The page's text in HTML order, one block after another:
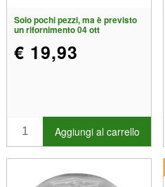
Solo pochi pezzi, ma è previsto
un rifornimento 04 ott
€ 19,93
Aggiungi al carrello